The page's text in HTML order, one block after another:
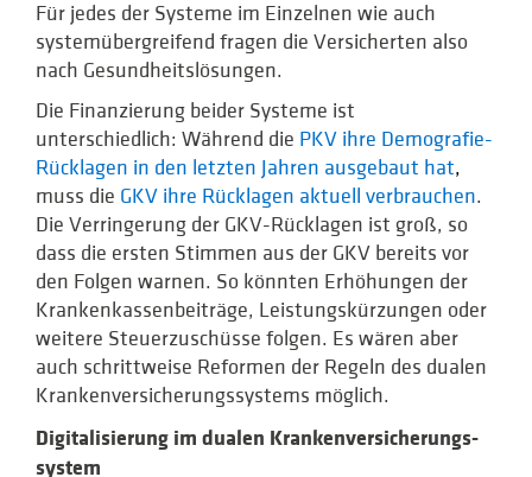
Für jedes der Systeme im Einzelnen wie auch
systemübergreifend fragen die Versicherten also
nach Gesundheitslösungen.
Die Finanzierung beider Systeme ist
unterschiedlich: Während die PKV ihre Demografie-
Rücklagen in den letzten Jahren ausgebaut hat,
muss die GKV ihre Rücklagen aktuell verbrauchen.
Die Verringerung der GKV-Rücklagen ist groß, so
dass die ersten Stimmen aus der GKV bereits vor
den Folgen warnen. So könnten Erhöhungen der
Krankenkassenbeiträge, Leistungskürzungen oder
weitere Steuerzuschüsse folgen. Es wären aber
auch schrittweise Reformen der Regeln des dualen
Krankenversicherungs­systems möglich.
Digitalisierung im dualen Krankenversicherungs­
system